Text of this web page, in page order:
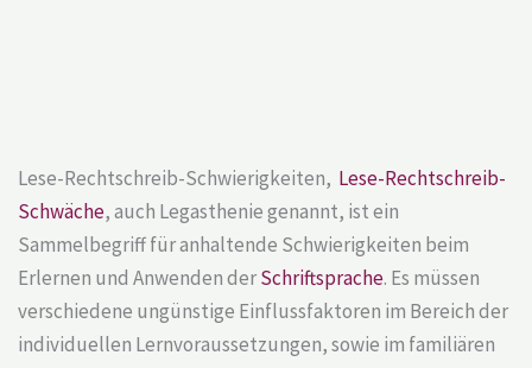
Lese-Rechtschreib-Schwierigkeiten, Lese-Rechtschreib-
Schwäche, auch Legasthenie genannt, ist ein
Sammelbegriff für anhaltende Schwierigkeiten beim
Erlernen und Anwenden derSchriftsprache. Es müssen
verschiedene ungünstige Einflussfaktoren im Bereich der
individuellen Lernvoraussetzungen, sowie im familiären